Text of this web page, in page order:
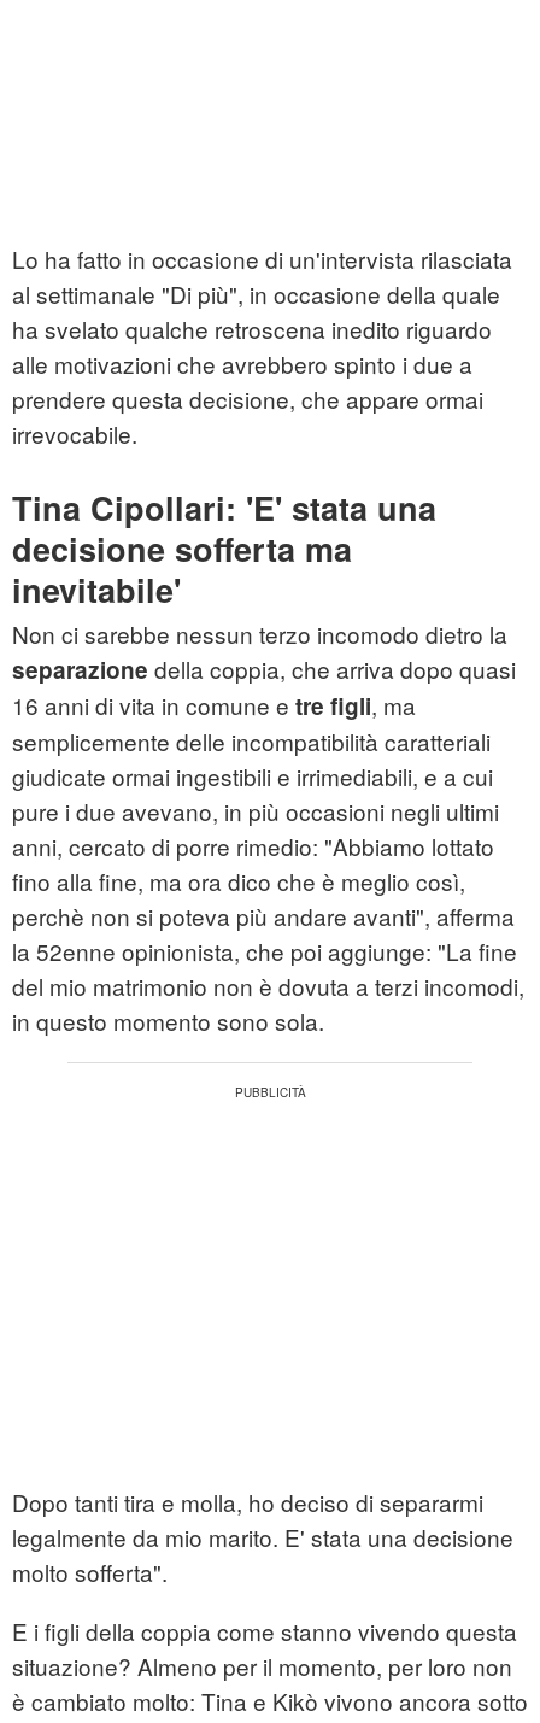
Lo ha fatto in occasione di un'intervista rilasciata
al settimanale "Di più", in occasione della quale
ha svelato qualche retroscena inedito riguardo
alle motivazioni che avrebbero spinto i due a
prendere questa decisione, che appare ormai
irrevocabile.
Tina Cipollari: 'E' stata una
decisione sofferta ma
inevitabile'
Non ci sarebbe nessun terzo incomodo dietro la
separazione della coppia, che arriva dopo quasi
16 anni di vita in comune e tre figli, ma
semplicemente delle incompatibilità caratteriali
giudicate ormai ingestibili e irrimediabili, e a cui
pure i due avevano, in più occasioni negli ultimi
anni, cercato di porre rimedio: "Abbiamo lottato
fino alla fine, ma ora dico che è meglio così,
perchè non si poteva più andare avanti", afferma
la 52enne opinionista, che poi aggiunge: "La fine
del mio matrimonio non è dovuta a terzi incomodi,
in questo momento sono sola.
Dopo tanti tira e molla, ho deciso di separarmi
legalmente da mio marito. E' stata una decisione
molto sofferta".
E i figli della coppia come stanno vivendo questa
situazione? Almeno per il momento, per loro non
è cambiato molto: Tina e Kikò vivono ancora sotto